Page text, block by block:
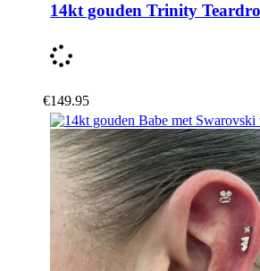
14kt gouden Trinity
€149.95